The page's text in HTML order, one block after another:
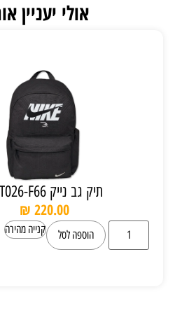
אולי יעניין
תיק גב נייק 9AT026-F66
₪ 220.00
הוספה לסל קנייה מהירה